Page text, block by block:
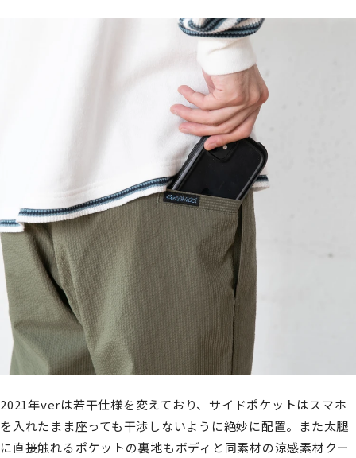
2021年verは若干仕様を変えており、サイドポケットはスマホ
を入れたまま座っても干渉しないように絶妙に配置。また太腿
に直接触れるポケットの裏地もボディと同素材の涼感素材クー